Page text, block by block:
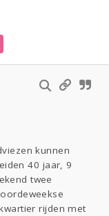
Klussen
kunnen
40 jaar, 9
twee
rijden met